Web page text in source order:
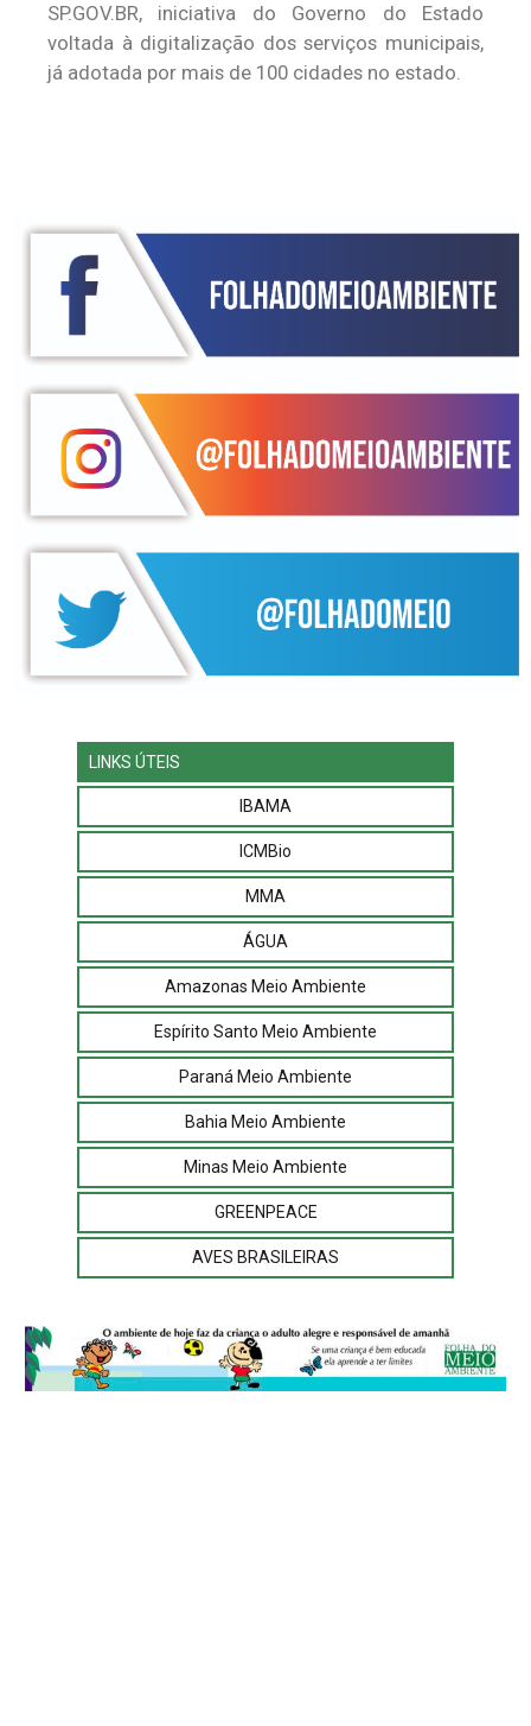
SP.GOV.BR, iniciativa do Governo do Estado
voltada à digitalização dos serviços municipais,
já adotada por mais de 100 cidades no estado.
LINKS ÚTEIS
IBAMA
ICMBio
MMA
ÁGUA
Amazonas Meio Ambiente
Espírito Santo Meio Ambiente
Paraná Meio Ambiente
Bahia Meio Ambiente
Minas Meio Ambiente
GREENPEACE
AVES BRASILEIRAS